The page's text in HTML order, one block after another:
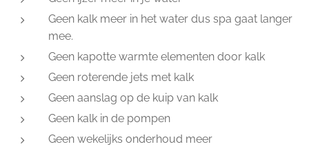
Geen kalk meer in het water dus spa gaat langer
mee.
Geen kapotte warmte elementen door kalk
Geen roterende jets met kalk
Geen aanslag op de kuip van kalk
Geen kalk in de pompen
Geen wekelijks onderhoud meer